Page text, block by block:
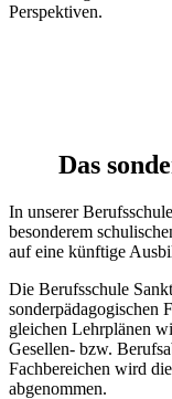
Perspektiven.
Das
In unserer
besonderem
auf eine künftige
Die Berufsschule
sonderpädagogischen
gleichen Lehrplänen
Gesellen- bzw.
Fachbereichen wird
abgenommen.